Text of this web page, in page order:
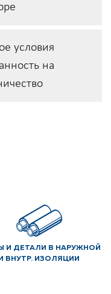
условия
на
И ДЕТАЛИ В НАРУЖНОЙ
И ВНУТР. ИЗОЛЯЦИИ